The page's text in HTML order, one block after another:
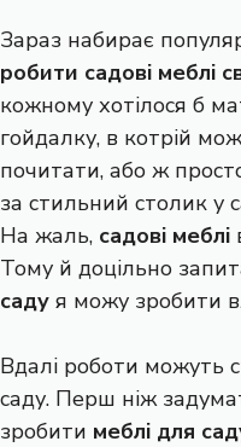
Зараз набирає
робити садові меблі
кожному хотілося б
гойдалку, в котрій
почитати, або ж
за стильний столик у
На жаль, садові меблі
Тому й доцільно
саду я можу зробити
Вдалі роботи можуть
саду. Перш ніж
зробити меблі для